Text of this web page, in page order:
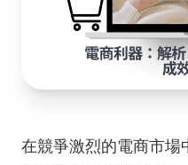
在競爭激烈的電商市場